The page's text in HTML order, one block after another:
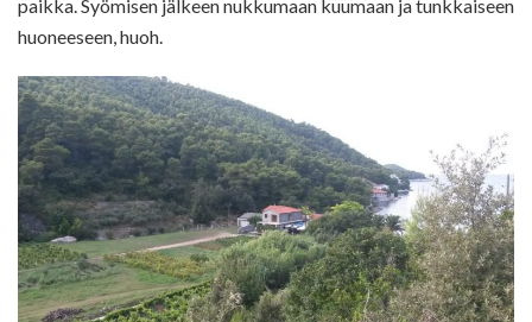
paikka. Syömisen jälkeen nukkumaan kuumaan ja tunkkaiseen
huoneeseen, huoh.